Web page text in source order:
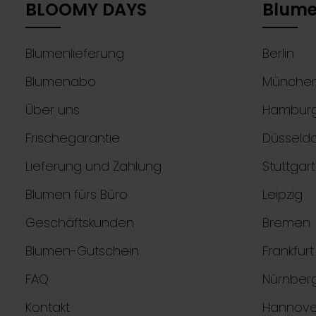
BLOOMY DAYS
Blumenlieferung
Blumenabo
Über uns
Frischegarantie
Lieferung und Zahlung
Blumen fürs Büro
Geschäftskunden
Blumen-Gutschein
FAQ
Kontakt
Berlin
Stuttgart
Leipzig
Bremen